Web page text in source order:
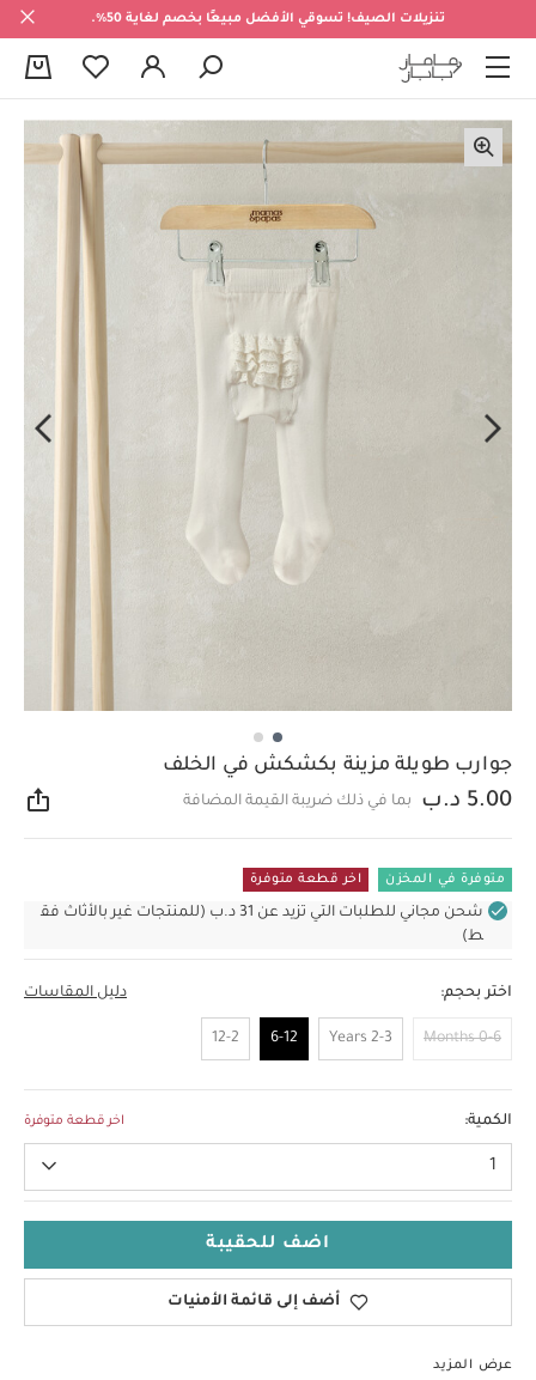
تنزيلات الصيف! تسوقي الأفضل مبيعًا بخصم لغاية 50%.
جوارب طويلة مزينة بكشكش في الخلف
5.00 د.ب بما في ذلك ضريبة القيمة المضافة
متوفرة في المخزن اخر قطعة متوفرة
شحن مجاني للطلبات التي تزيد عن 31 د.ب (للمنتجات غير بالأثاث فق
ط)
اختر بحجم: دليل المقاسات
0-6 Months
2-3 Years
6-12
12-2
الكمية: اخر قطعة متوفرة
1
اضف للحقيبة
أضف إلى قائمة الأمنيات
عرض المزيد